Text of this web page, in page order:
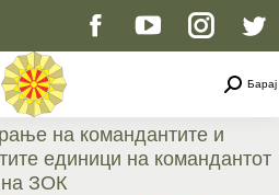
Facebook
opens
YouTube
opens
page
opens
Барај
на командантите и
единици на командантот
на ЗОК